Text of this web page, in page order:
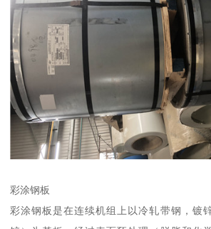
彩涂钢板
彩涂钢板是在连续机组上以冷轧带钢，镀